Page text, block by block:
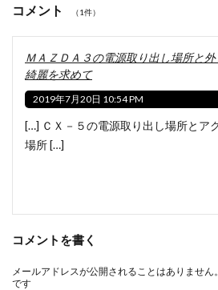
コメント （1件）
ＭＡＺＤＡ３の電源取り出し場所と
綺麗を求めて
2019年7月20日 10:54 PM
[…] ＣＸ－５の電源取り出し場所とア
場所 […]
コメントを書く
メールアドレスが公開されることはありません。
です